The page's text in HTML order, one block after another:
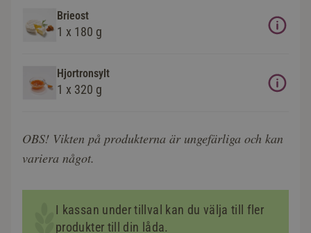
Brieost
1 x 180 g
Hjortronsylt
1 x 320 g
OBS! Vikten på produkterna är ungefärliga och kan
variera något.
I kassan under tillval kan du välja till fler
produkter till din låda.